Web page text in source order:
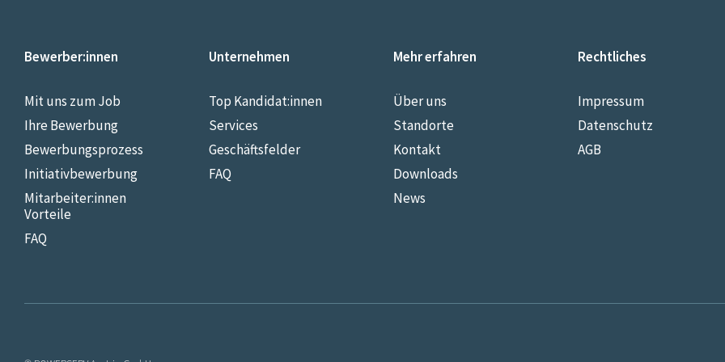
Bewerber:innen
Mit uns zum Job
Ihre Bewerbung
Bewerbungsprozess
Initiativbewerbung
Mitarbeiter:innen
Vorteile
FAQ
Unternehmen
Top Kandidat:innen
Services
Geschäftsfelder
FAQ
Mehr erfahren
Über uns
Standorte
Kontakt
Downloads
News
Rechtliches
Impressum
Datenschutz
AGB